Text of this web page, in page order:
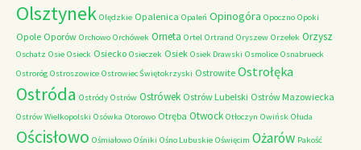
Olsztynek Olędzkie Opalenica Opaleń Opinogóra Opoczno Opoki
Opole Oporów Orchowo Orchówek Orneta Ortel Ortrand Oryszew Orzełek Orzysz
Oschatz Osie Osieck Osiecko Osieczek Osiek Osiek Drawski Osmolice Osnabrueck
Ostroróg Ostroszowice Ostrowiec Świętokrzyski Ostrowite Ostrołęka
Ostróda Ostródy Ostrów Ostrówek Ostrów Lubelski Ostrów Mazowiecka
Ostrów Wielkopolski Osówka Otorowo Otręba Otwock Otłoczyn Owińsk Ołuda
Ościsłowo Ośmiałowo Ośniki Ośno Lubuskie Oświęcim Ożarów Pakość